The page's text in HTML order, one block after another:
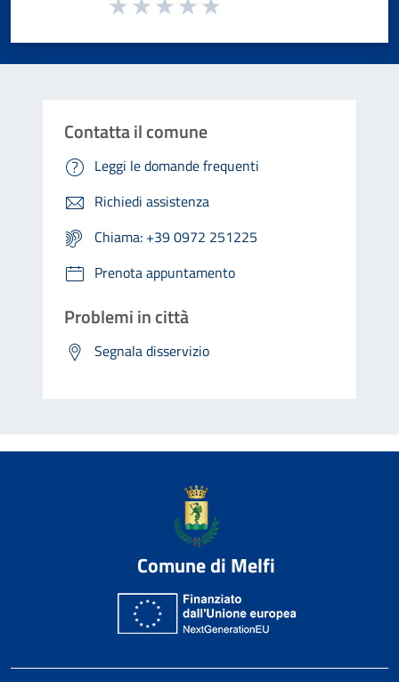
Contatta il comune
Leggi le domande frequenti
Richiedi assistenza
Chiama: +39 0972 251225
Prenota appuntamento
Problemi in città
Segnala disservizio
Comune di Melfi